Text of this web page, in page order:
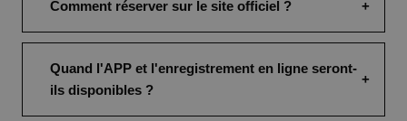
Comment réserver sur le site officiel ?
Quand l'APP et l'enregistrement en ligne seront-
ils disponibles ?